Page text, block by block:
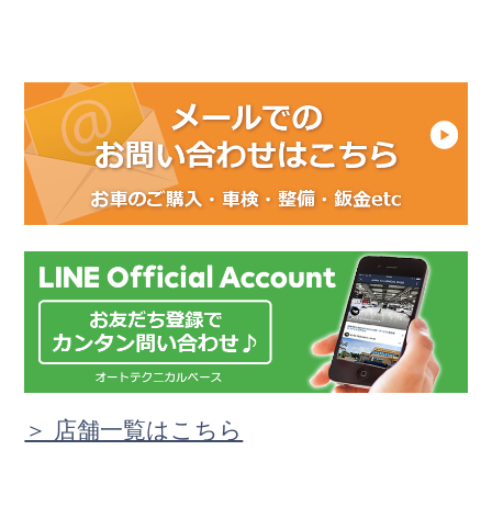
＞ 店舗一覧はこちら